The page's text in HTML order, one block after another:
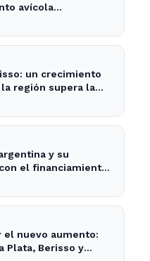
avícola
un crecimiento
región supera la
y su
el financiamiento
el nuevo aumento:
Plata, Berisso y